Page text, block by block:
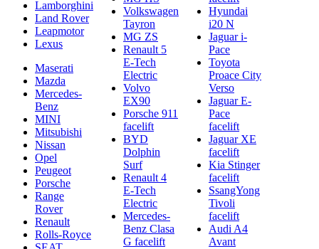
Lamborghini
Land Rover
Leapmotor
Lexus
Maserati
Mazda
Mercedes-
Benz
MINI
Mitsubishi
Nissan
Opel
Peugeot
Porsche
Range
Rover
Renault
Rolls-Royce
Volkswagen
Tayron
MG ZS
Renault 5
E-Tech
Electric
Volvo
EX90
Porsche 911
facelift
BYD
Dolphin
Surf
Renault 4
E-Tech
Electric
Mercedes-
Benz Clasa
G facelift
Hyundai
i20 N
Jaguar i-
Pace
Toyota
Proace City
Verso
Jaguar E-
Pace
facelift
Jaguar XE
facelift
Kia Stinger
facelift
SsangYong
Tivoli
facelift
Audi A4
Avant